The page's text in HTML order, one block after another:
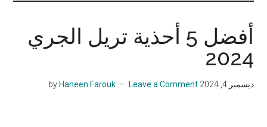
أفضل 5 أحذية تريل الجري
2024
ديسمبر 4, 2024 by
Haneen Farouk Leave a Comment